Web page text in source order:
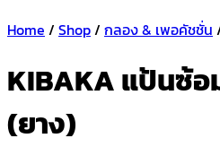
Home / Shop/ กลอง & เพอคัชชั่น
KIBAKA แป้นซ้อ
(ยาง)